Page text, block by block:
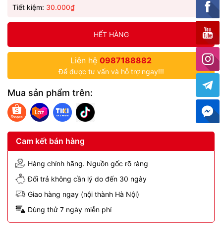
Tiết kiệm: 30.000₫
HẾT HÀNG
Liên hệ 0987188882
Để được tư vấn và hỗ trợ ngay!!!
Mua sản phẩm trên:
Cam kết bán hàng
Hàng chính hãng. Nguồn gốc rõ ràng
Đổi trả không cần lý do đến 30 ngày
Giao hàng ngay (nội thành Hà Nội)
Dùng thử 7 ngày miễn phí